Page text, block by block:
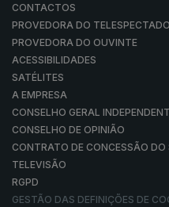
CONTACTOS
PROVEDORA DO
PROVEDORA DO OUVINTE
ACESSIBILIDADES
SATÉLITES
A EMPRESA
CONSELHO GERAL
CONSELHO DE OPINIÃO
CONTRATO DE CONCESSÃO DO
TELEVISÃO
RGPD
GESTÃO DAS DEFINIÇÕES DE